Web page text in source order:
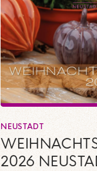
NEUSTADT
2026